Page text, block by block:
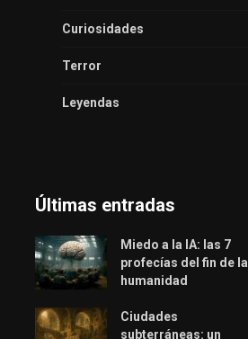
Curiosidades
Terror
Leyendas
Últimas entradas
Miedo a la IA: las 7
profecías del fin de la
humanidad
Ciudades
subterráneas: un